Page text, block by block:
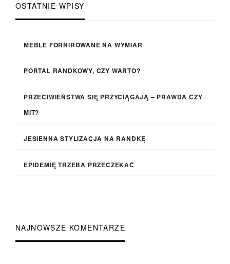
OSTATNIE WPISY
MEBLE FORNIROWANE NA WYMIAR
PORTAL RANDKOWY, CZY WARTO?
PRZECIWIEŃSTWA SIĘ PRZYCIĄGAJĄ – PRAWDA CZY
MIT?
JESIENNA STYLIZACJA NA RANDKĘ
EPIDEMIĘ TRZEBA PRZECZEKAĆ
NAJNOWSZE KOMENTARZE